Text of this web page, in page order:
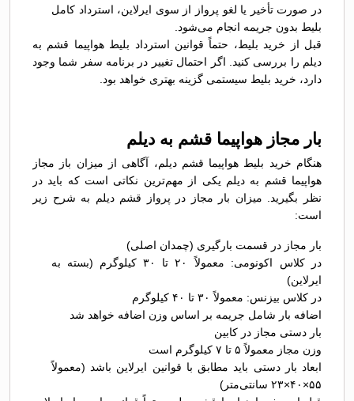
در صورت تأخیر یا لغو پرواز از سوی ایرلاین، استرداد کامل
بلیط بدون جریمه انجام می‌شود.
قبل از خرید بلیط، حتماً قوانین استرداد بلیط هواپیما قشم به
دیلم را بررسی کنید. اگر احتمال تغییر در برنامه سفر شما وجود
دارد، خرید بلیط سیستمی گزینه بهتری خواهد بود.
بار مجاز هواپیما قشم به دیلم
هنگام خرید بلیط هواپیما قشم دیلم، آگاهی از میزان باز مجاز
هواپیما قشم به دیلم یکی از مهم‌ترین نکاتی است که باید در
نظر بگیرید. میزان بار مجاز در پرواز قشم دیلم به شرح زیر
است:
بار مجاز در قسمت بارگیری (چمدان اصلی)
در کلاس اکونومی: معمولاً ۲۰ تا ۳۰ کیلوگرم (بسته به
ایرلاین)
در کلاس بیزنس: معمولاً ۳۰ تا ۴۰ کیلوگرم
اضافه بار شامل جریمه بر اساس وزن اضافه خواهد شد
بار دستی مجاز در کابین
وزن مجاز معمولاً ۵ تا ۷ کیلوگرم است
ابعاد بار دستی باید مطابق با قوانین ایرلاین باشد (معمولاً
۵۵×۴۰×۲۳ سانتی‌متر)